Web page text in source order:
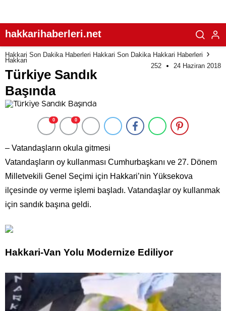
hakkarihaberleri.net
Hakkari Son Dakika Haberleri Hakkari Son Dakika Hakkari Haberleri
Hakkari
252 24 Haziran 2018
Türkiye Sandık
Başında
0 0
– Vatandaşların okula gitmesi
Vatandaşların oy kullanması Cumhurbaşkanı ve 27. Dönem
Milletvekili Genel Seçimi için Hakkari’nin Yüksekova
ilçesinde oy verme işlemi başladı. Vatandaşlar oy kullanmak
için sandık başına geldi.
Hakkari-Van Yolu Modernize Ediliyor